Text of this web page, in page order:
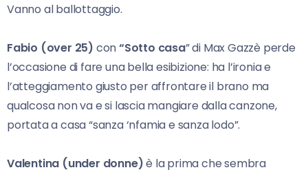
Vanno al ballottaggio.
Fabio (over 25) con“Sotto casa” di Max Gazzè perde
l’occasione di fare una bella esibizione: ha l’ironia e
l’atteggiamento giusto per affrontare il brano ma
qualcosa non va e si lascia mangiare dalla canzone,
portata a casa “sanza ‘nfamia e sanza lodo”.
Valentina (under donne)è la prima che sembra